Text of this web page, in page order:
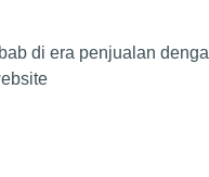
di era penjualan